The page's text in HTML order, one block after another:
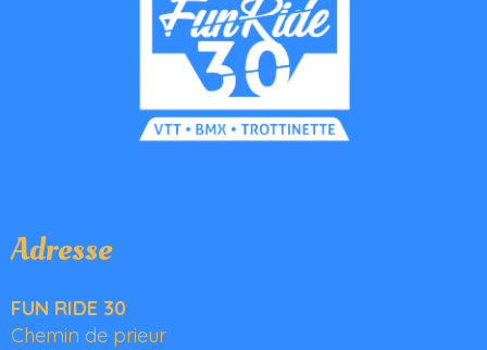
Adresse
FUN RIDE 30
Chemin de prieur